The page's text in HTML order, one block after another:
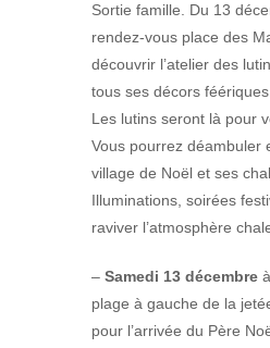
Sortie famille. Du 13
rendez-vous place des
découvrir l’atelier des
tous ses décors féériques.
Les lutins seront là pour
Vous pourrez déambuler
village de Noël et ses
Illuminations, soirées
raviver l’atmosphère
– Samedi 13 décembre
plage à gauche de la
pour l’arrivée du Père